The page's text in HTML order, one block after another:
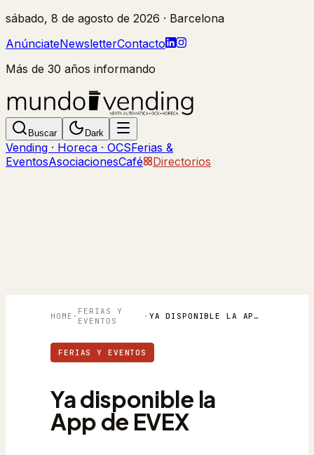
sábado, 8 de agosto de 2026 · Barcelona
AnúnciateNewsletterContacto
Más de 30 años informando
Buscar Dark
Vending · Horeca · OCSFerias &
EventosAsociacionesCafé Directorios
HOME · FERIAS Y
EVENTOS
· YA DISPONIBLE LA APP DE EVEX
FERIAS Y EVENTOS
Ya disponible la
App de EVEX